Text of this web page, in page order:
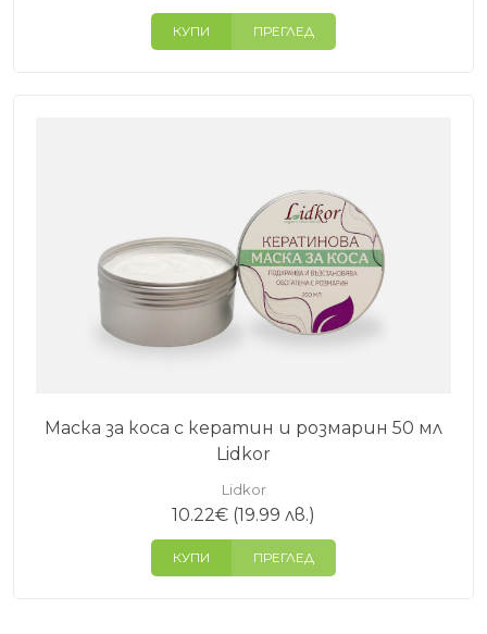
КУПИ ПРЕГЛЕД
Маска за коса с кератин и розмарин 50 мл
Lidkor
Lidkor
10.22€ (19.99 лв.)
КУПИ ПРЕГЛЕД